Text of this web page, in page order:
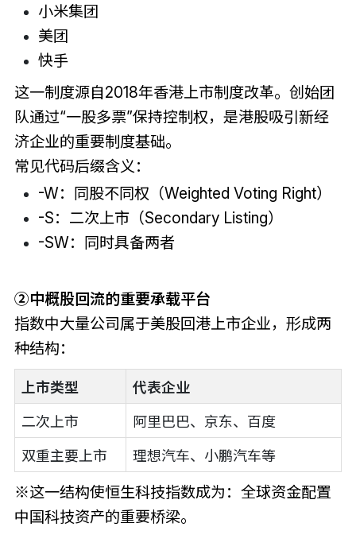
小米集团
美团
快手
这一制度源自2018年香港上市制度改革。创始团
队通过“一股多票”保持控制权，是港股吸引新经
济企业的重要制度基础。
常见代码后缀含义：
-W：同股不同权（Weighted Voting Right）
-S：二次上市（Secondary Listing）
-SW：同时具备两者
②中概股回流的重要承载平台
指数中大量公司属于美股回港上市企业，形成两
种结构：
上市类型 代表企业
二次上市 阿里巴巴、京东、百度
双重主要上市 理想汽车、小鹏汽车等
※这一结构使恒生科技指数成为：全球资金配置
中国科技资产的重要桥梁。